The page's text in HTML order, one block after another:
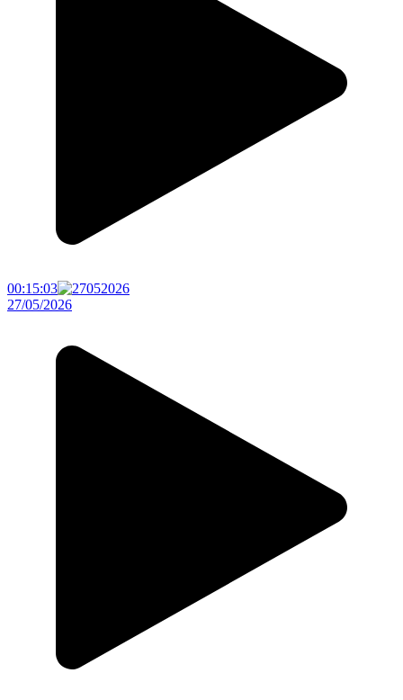
00:15:03
27/05/2026